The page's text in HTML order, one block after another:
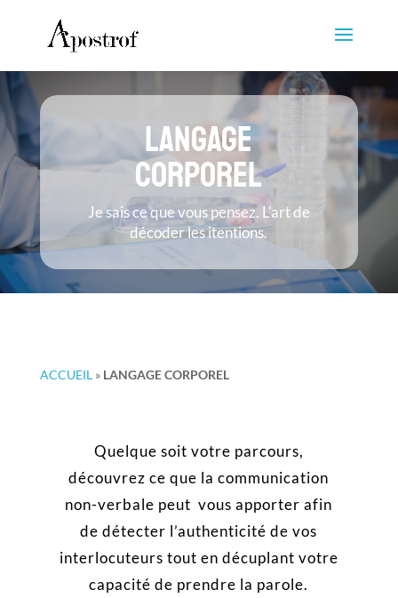
LANGAGE
CORPOREL
Je sais ce que vous pensez. L'art de
décoder les itentions.
ACCUEIL» LANGAGE CORPOREL
Quelque soit votre parcours,
découvrez ce que la communication
non-verbale peut vous apporter afin
de détecter l’authenticité de vos
interlocuteurs tout en décuplant votre
capacité de prendre la parole.